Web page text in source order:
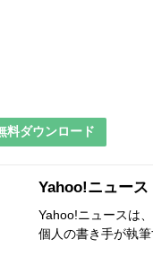
ダウンロード
Yahoo!ニュース
Yahoo!ニュースは
個人の書き手が執